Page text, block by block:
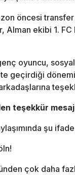
öncesi transfer
Alman ekibi 1. FC
oyuncu,
geçirdiği
teşekkür
şu
çok daha